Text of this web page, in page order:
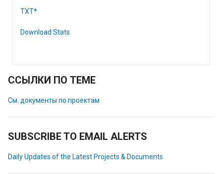
TXT*
Download Stats
ССЫЛКИ ПО ТЕМЕ
См. документы по проектам
SUBSCRIBE TO EMAIL ALERTS
Daily Updates of the Latest Projects & Documents